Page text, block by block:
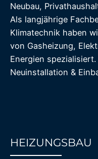
Neubau,
Als langjährige
Klimatechnik haben
von Gasheizung,
Energien
Neuinstallation &
HEIZUNGSBAU